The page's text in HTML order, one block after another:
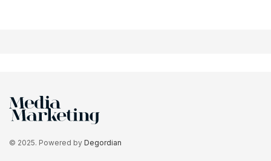
© 2025. Powered by Degordian